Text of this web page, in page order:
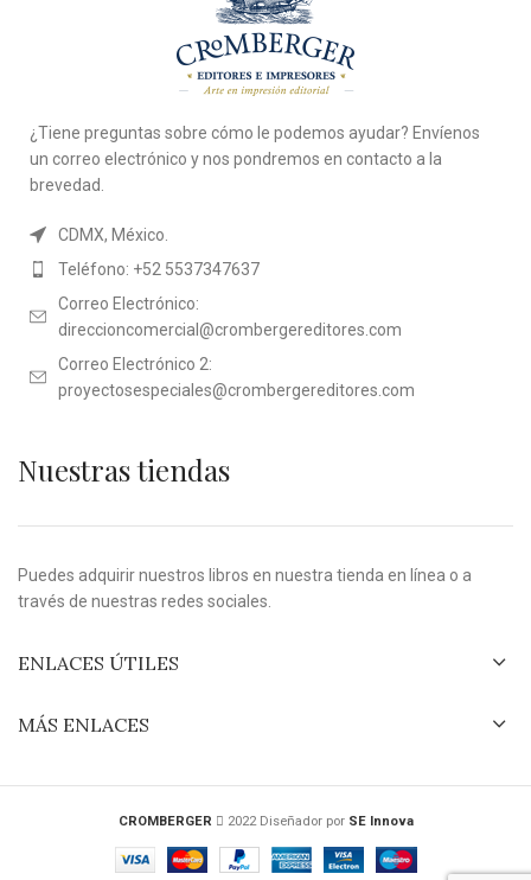
¿Tiene preguntas sobre cómo le podemos ayudar? Envíenos
un correo electrónico y nos pondremos en contacto a la
brevedad.
CDMX, México.
Teléfono: +52 5537347637
Correo Electrónico:
direccioncomercial@crombergereditores.com
Correo Electrónico 2:
proyectosespeciales@crombergereditores.com
Nuestras tiendas
Puedes adquirir nuestros libros en nuestra tienda en línea o a
través de nuestras redes sociales.
ENLACES ÚTILES
MÁS ENLACES
CROMBERGER 2022 Diseñador por SE Innova